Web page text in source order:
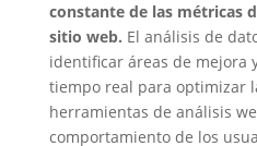
constante de las métricas
sitio web. El análisis de
identificar áreas de mejora
tiempo real para optimizar
herramientas de análisis
comportamiento de los